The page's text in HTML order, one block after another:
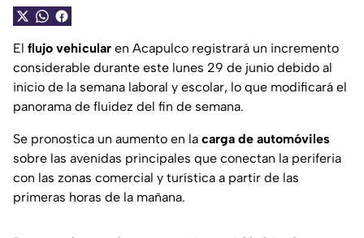
El flujo vehicular en Acapulco registrará un incremento
considerable durante este lunes 29 de junio debido al
inicio de la semana laboral y escolar, lo que modificará el
panorama de fluidez del fin de semana.
Se pronostica un aumento en la carga de automóviles
sobre las avenidas principales que conectan la periferia
con las zonas comercial y turística a partir de las
primeras horas de la mañana.